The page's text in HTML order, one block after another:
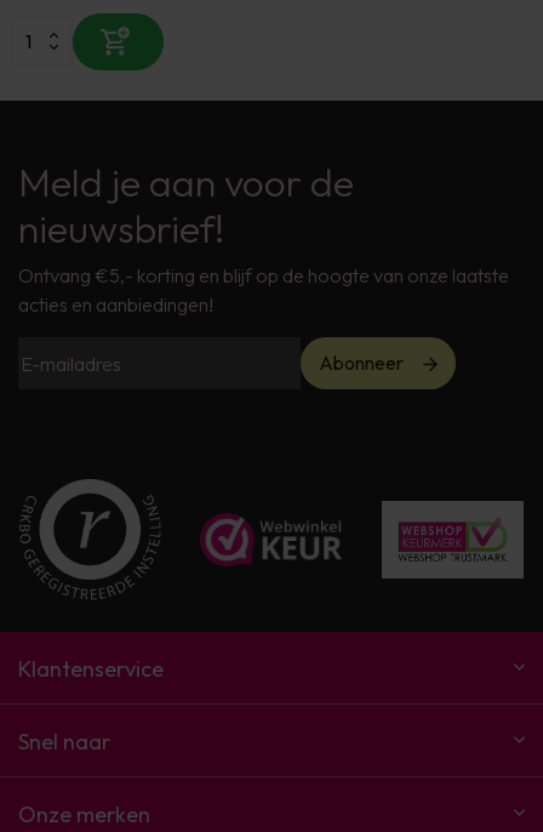
Meld je aan voor de
nieuwsbrief!
Ontvang €5,- korting en blijf op de hoogte van onze laatste
acties en aanbiedingen!
Abonneer
Klantenservice
Snel naar
Onze merken